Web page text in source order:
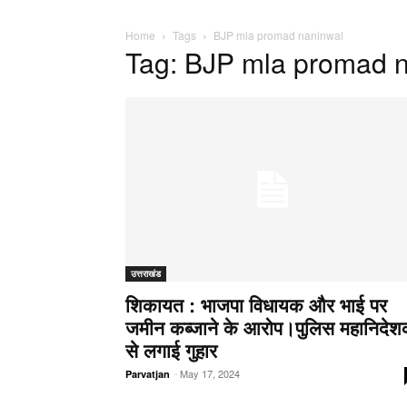
Home Tags BJP mla promad naninwal
Tag: BJP mla promad
उत्तराखंड
शिकायत : भाजपा विधायक और भाई पर
जमीन कब्जाने के आरोप।पुलिस
से लगाई गुहार
Parvatjan -May 17, 2024